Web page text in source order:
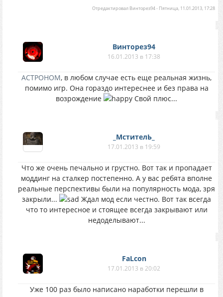
Отредактировал Винторез94- Пятница, 11.01.2013, 17:28
Винторез94
16.01.2013 в 17:38
АСТРОНОМ, в любом случае есть еще реальная жизнь,
помимо игр. Она гораздо интереснее и без права на
возрождение
Свой плюс...
_МстителЬ_
17.01.2013 в 19:59
Что же очень печально и грустно. Вот так и пропадает
моддинг на сталкер постепенно. А у вас ребята вполне
реальные перспективы были на популярность мода, зря
закрыли...
Ждал мод если честно. Вот так всегда
что то интересное и стоящее всегда закрывают или
недоделывают...
FaLcon
17.01.2013 в 20:02
Уже 100 раз было написано наработки перешли в